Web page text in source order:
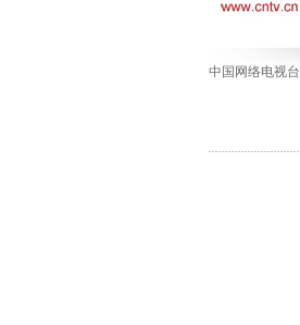
中国网络电视台